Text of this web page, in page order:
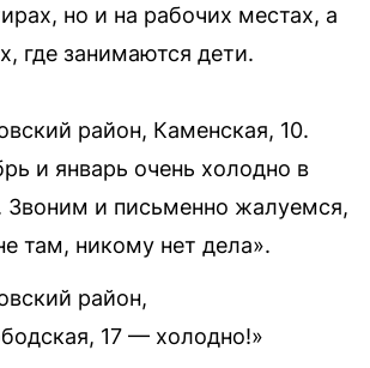
но и на рабочих местах, а
где занимаются дети.
район, Каменская, 10.
и январь очень холодно в
Звоним и письменно жалуемся,
там, никому нет дела».
район,
17 — холодно!»